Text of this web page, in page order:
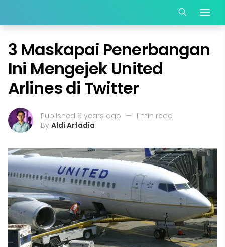
3 Maskapai Penerbangan
Ini Mengejek United
Arlines di Twitter
Published 9 years ago — 1 min read
By Aldi Arfadia